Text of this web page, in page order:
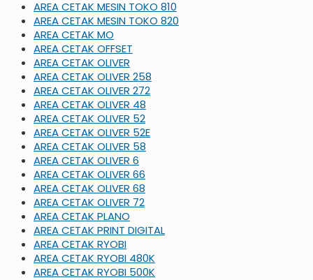
AREA CETAK MESIN TOKO 810
AREA CETAK MESIN TOKO 820
AREA CETAK MO
AREA CETAK OFFSET
AREA CETAK OLIVER
AREA CETAK OLIVER 258
AREA CETAK OLIVER 272
AREA CETAK OLIVER 48
AREA CETAK OLIVER 52
AREA CETAK OLIVER 52E
AREA CETAK OLIVER 58
AREA CETAK OLIVER 6
AREA CETAK OLIVER 66
AREA CETAK OLIVER 68
AREA CETAK OLIVER 72
AREA CETAK PLANO
AREA CETAK PRINT DIGITAL
AREA CETAK RYOBI
AREA CETAK RYOBI 480K
AREA CETAK RYOBI 500K